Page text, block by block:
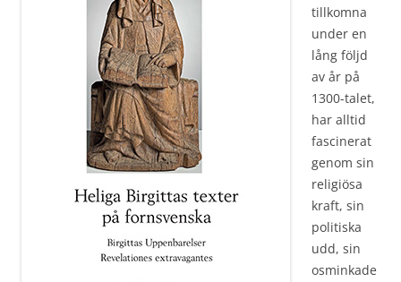
tillkomna
under en
lång följd
av år på
1300-talet,
har alltid
fascinerat
genom sin
religiösa
kraft, sin
politiska
udd, sin
osminkade